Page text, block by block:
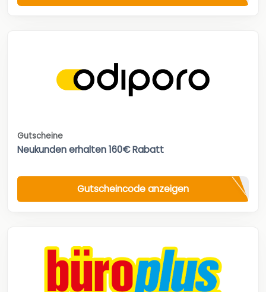
Gutscheine
Neukunden erhalten 160€ Rabatt
Gutscheincode anzeigen